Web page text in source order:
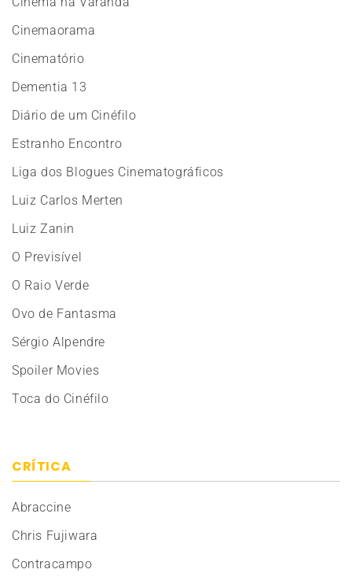
Cinemaorama
Cinematório
Dementia 13
Diário de um Cinéfilo
Estranho Encontro
Liga dos Blogues Cinematográficos
Luiz Carlos Merten
Luiz Zanin
O Previsível
O Raio Verde
Ovo de Fantasma
Sérgio Alpendre
Spoiler Movies
Toca do Cinéfilo
CRÍTICA
Abraccine
Chris Fujiwara
Contracampo